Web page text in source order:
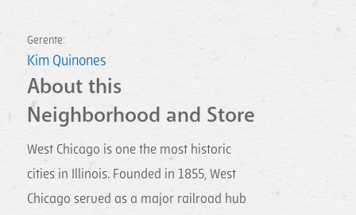
Gerente:
Kim Quinones
About this
Neighborhood and Store
West Chicago is one the most historic
cities in Illinois. Founded in 1855, West
Chicago served as a major railroad hub